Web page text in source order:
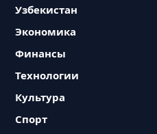
Узбекистан
Экономика
Финансы
Технологии
Культура
Спорт